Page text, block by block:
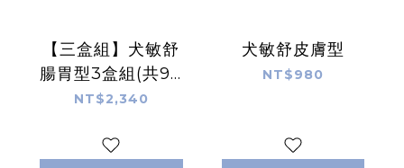
【三盒組】犬敏舒
腸胃型3盒組(共90
顆)
NT$2,340
犬敏舒皮膚型
NT$980